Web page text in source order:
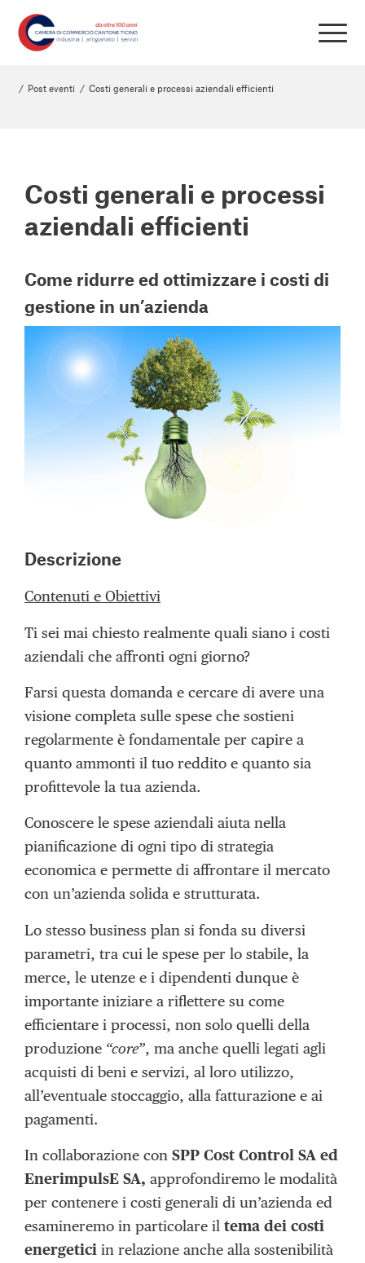
/ Post eventi / Costi generali e processi aziendali efficienti
Costi generali e processi
aziendali efficienti
Come ridurre ed ottimizzare i costi di
gestione in un’azienda
Descrizione
Contenuti e Obiettivi
Ti sei mai chiesto realmente quali siano i costi
aziendali che affronti ogni giorno?
Farsi questa domanda e cercare di avere una
visione completa sulle spese che sostieni
regolarmente è fondamentale per capire a
quanto ammonti il tuo reddito e quanto sia
profittevole la tua azienda.
Conoscere le spese aziendali aiuta nella
pianificazione di ogni tipo di strategia
economica e permette di affrontare il mercato
con un’azienda solida e strutturata.
Lo stesso business plan si fonda su diversi
parametri, tra cui le spese per lo stabile, la
merce, le utenze e i dipendenti dunque è
importante iniziare a riflettere su come
efficientare i processi, non solo quelli della
produzione “core”, ma anche quelli legati agli
acquisti di beni e servizi, al loro utilizzo,
all’eventuale stoccaggio, alla fatturazione e ai
pagamenti.
In collaborazione con SPP Cost Control SA ed
EnerimpulsE SA, approfondiremo le modalità
per contenere i costi generali di un’azienda ed
esamineremo in particolare il tema dei costi
energetici in relazione anche alla sostenibilità